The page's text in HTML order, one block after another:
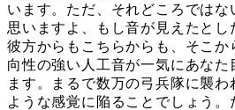
います。ただ、それどころではな
思いますよ、もし音が見えたとし
彼方からもこちらからも、そこか
向性の強い人工音が一気にあなた
ます。まるで数万の弓兵隊に襲わ
ような感覚に陥ることでしょう。